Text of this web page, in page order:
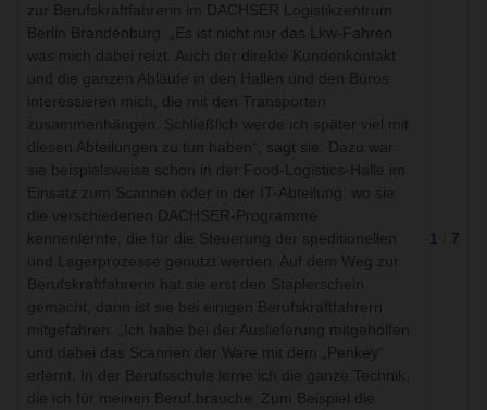
zur Berufskraftfahrerin im DACHSER Logistikzentrum
Berlin Brandenburg. „Es ist nicht nur das Lkw-Fahren
was mich dabei reizt. Auch der direkte Kundenkontakt
und die ganzen Abläufe in den Hallen und den Büros
interessieren mich, die mit den Transporten
zusammenhängen. Schließlich werde ich später viel mit
diesen Abteilungen zu tun haben“, sagt sie. Dazu war
sie beispielsweise schon in der Food-Logistics-Halle im
Einsatz zum Scannen oder in der IT-Abteilung, wo sie
die verschiedenen DACHSER-Programme
kennenlernte, die für die Steuerung der speditionellen
und Lagerprozesse genutzt werden. Auf dem Weg zur
Berufskraftfahrerin hat sie erst den Staplerschein
gemacht, dann ist sie bei einigen Berufskraftfahrern
mitgefahren. „Ich habe bei der Auslieferung mitgeholfen
und dabei das Scannen der Ware mit dem „Penkey“
erlernt. In der Berufsschule lerne ich die ganze Technik,
die ich für meinen Beruf brauche. Zum Beispiel die
1 / 7